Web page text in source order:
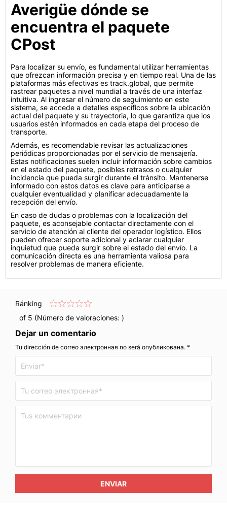
Averigüe dónde se
encuentra el paquete
CPost
Para localizar su envío, es fundamental utilizar herramientas
que ofrezcan información precisa y en tiempo real. Una de las
plataformas más efectivas es track.global, que permite
rastrear paquetes a nivel mundial a través de una interfaz
intuitiva. Al ingresar el número de seguimiento en este
sistema, se accede a detalles específicos sobre la ubicación
actual del paquete y su trayectoria, lo que garantiza que los
usuarios estén informados en cada etapa del proceso de
transporte.
Además, es recomendable revisar las actualizaciones
periódicas proporcionadas por el servicio de mensajería.
Estas notificaciones suelen incluir información sobre cambios
en el estado del paquete, posibles retrasos o cualquier
incidencia que pueda surgir durante el tránsito. Mantenerse
informado con estos datos es clave para anticiparse a
cualquier eventualidad y planificar adecuadamente la
recepción del envío.
En caso de dudas o problemas con la localización del
paquete, es aconsejable contactar directamente con el
servicio de atención al cliente del operador logístico. Ellos
pueden ofrecer soporte adicional y aclarar cualquier
inquietud que pueda surgir sobre el estado del envío. La
comunicación directa es una herramienta valiosa para
resolver problemas de manera eficiente.
Ránking
of 5 (Número de valoraciones: )
Dejar un comentario
Tu dirección de correo электронная no será опубликована. *
ENVIAR